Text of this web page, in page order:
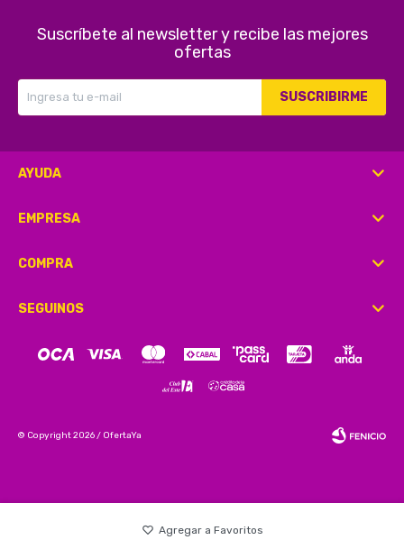
Suscríbete al newsletter y recibe las mejores
ofertas
SUSCRIBIRME
AYUDA
EMPRESA
COMPRA
SEGUINOS
© Copyright 2026 / OfertaYa